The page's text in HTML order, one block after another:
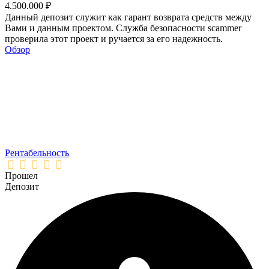
4.500.000 ₽
Данный депозит служит как гарант возврата средств между
Вами и данным проектом. Служба безопасности scammer
проверила этот проект и ручается за его надежность.
Обзор
Рентабельность
Прошел
Депозит